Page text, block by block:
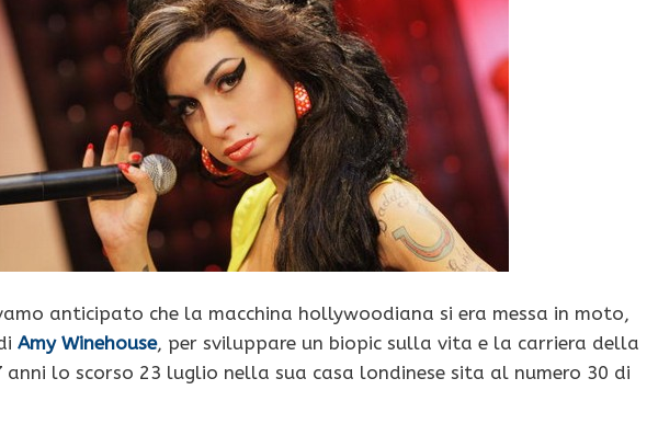
anticipato che la macchina hollywoodiana si era messa in moto,
Amy Winehouse, per sviluppare un biopic sulla vita e la carriera della
lo scorso 23 luglio nella sua casa londinese sita al numero 30 di